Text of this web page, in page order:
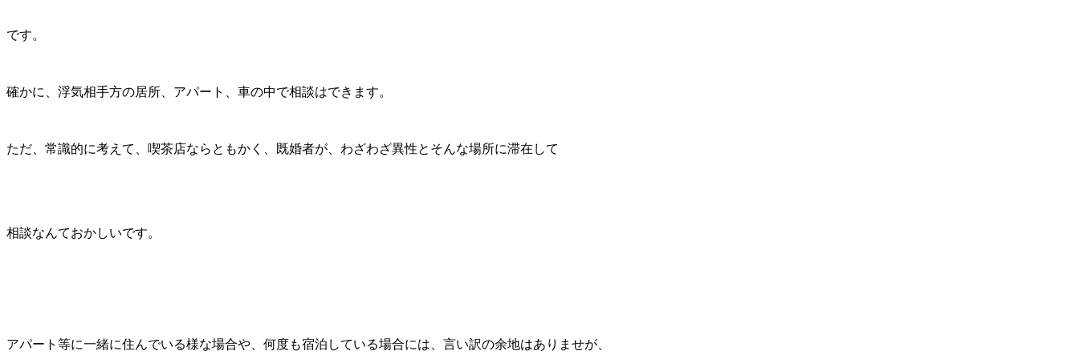
です。
確かに、浮気相手方の居所、アパート、車の中で相談はできます。
ただ、常識的に考えて、喫茶店ならともかく、既婚者が、わざわざ異性とそんな場所に滞在して
相談なんておかしいです。
アパート等に一緒に住んでいる様な場合や、何度も宿泊している場合には、言い訳の余地はありませが、